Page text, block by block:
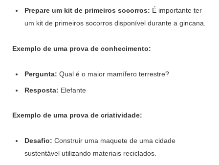
Prepare um kit de primeiros socorros: É importante ter
um kit de primeiros socorros disponível durante a gincana.
Exemplo de uma prova de conhecimento:
Pergunta: Qual é o maior mamífero terrestre?
Resposta: Elefante
Exemplo de uma prova de criatividade:
Desafio: Construir uma maquete de uma cidade
sustentável utilizando materiais reciclados.